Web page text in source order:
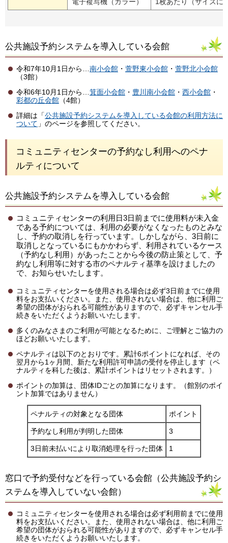
電子複写機（カラー） 1枚あたり（サイズに
公共施設予約システムを導入している会館
令和7年10月1日から… 南小会館 ・ 萱野東小会館 ・ 萱野北小会館
（3館）
令和6年10月1日から… 箕面小会館 ・ 豊川南小会館 ・ 西小会館 ・
彩都の丘会館 （4館）
詳細は「公共施設予約システムを導入している会館の利用方法に
ついて 」のページを参照してください。
コミュニティセンターの予約なし利用へのペナ
ルティについて
公共施設予約システムを導入している会館
コミュニティセンターの利用日3日前までに使用料が未入金
である予約については、利用の必要がなくなったものとみな
し、予約の取消しを行っています。しかしながら、3日前に
取消しとなっているにもかかわらず、利用されているケース
（予約なし利用）があったことから今後の防止策として、予
約なし利用等に対する市のペナルティ基準を設けましたの
で、お知らせいたします。
コミュニティセンターを使用される場合は必ず3日前までに使用
料をお支払いください。また、使用されない場合は、他に利用ご
希望の団体がおられる可能性がありますので、必ずキャンセル手
続きをいただくようお願いいたします。
多くのみなさまのご利用が可能となるために、ご理解とご協力の
ほどお願いいたします。
ペナルティは以下のとおりです。累計6ポイントになれば、その
翌月から1ヶ月間、新たな利用許可申請の受付を停止します（ペ
ナルティを科した後は、累計ポイントはリセットされます。）
ポイントの加算は、団体IDごとの加算になります。（館別のポイ
ント加算ではありません）
ペナルティの対象となる団体 ポイント
予約なし利用が判明した団体 3
3日前未払いにより取消処理を行った団体 1
窓口で予約受付などを行っている会館（公共施設予約シ
ステムを導入していない会館）
コミュニティセンターを使用される場合は必ず利用前までに使用
料をお支払いください。また、使用されない場合は、他に利用ご
希望の団体がおられる可能性がありますので、必ずキャンセル手
続きをいただくようお願いいたします。